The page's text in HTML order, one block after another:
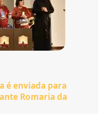
é enviada para
Romaria da